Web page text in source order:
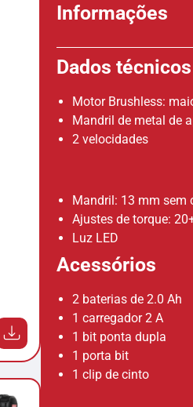
Informações
Dados técnicos
Motor Brushless:
Mandril de metal de
2 velocidades
Mandril: 13 mm sem
Ajustes de torque:
Luz LED
Acessórios
2 baterias de 2.0 Ah
1 carregador 2 A
1 bit ponta dupla
1 porta bit
1 clip de cinto